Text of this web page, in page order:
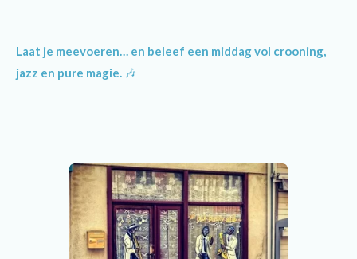
Laat je meevoeren… en beleef een middag vol crooning,
jazz en pure magie. 🎶